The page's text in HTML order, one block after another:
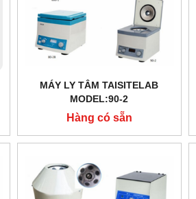
MÁY LY TÂM TAISITELAB
MODEL:90-2
Hàng có sẵn